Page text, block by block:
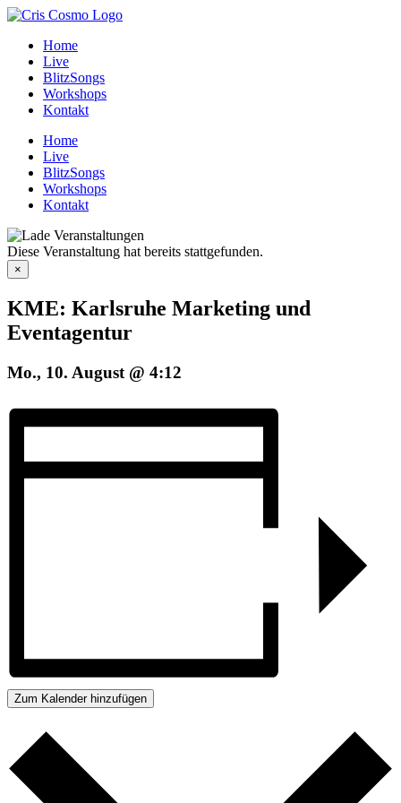
Zum
springenHome
Live
BlitzSongs
Workshops
Kontakt
Home
Live
BlitzSongs
Workshops
Kontakt
Diese Veranstaltung hat bereits stattgefunden.
×
KME: Karlsruhe Marketing und
Eventagentur
Mo., 10. August @ 4:12
Zum Kalender hinzufügen